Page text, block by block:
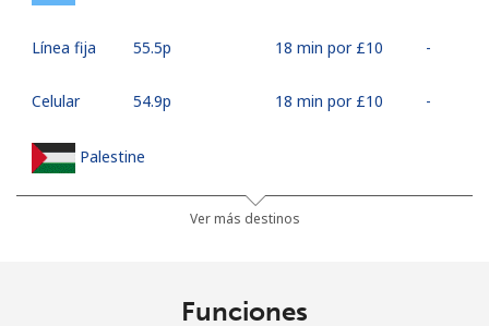
Línea fija ⁦55.5p⁩ 18 min por ⁦£10⁩ -
Celular ⁦54.9p⁩ 18 min por ⁦£10⁩ -
Palestine
43 min por ⁦£10⁩
Ver más destinos
Funciones